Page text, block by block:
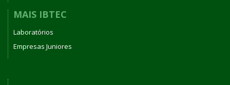
MAIS IBTEC
Laboratórios
Empresas Juniores